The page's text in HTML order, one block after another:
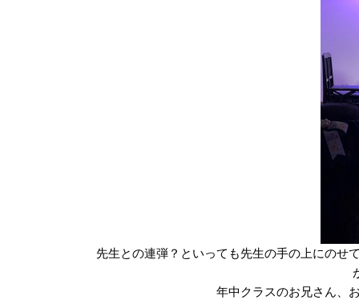
先生との連弾？といっても先生の手の上にのせ
年中クラスのお兄さん、